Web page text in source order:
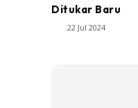
Ditukar Baru
22 Jul 2024